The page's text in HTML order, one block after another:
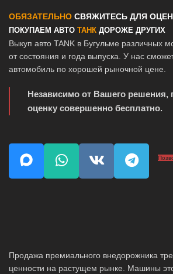
ОБЯЗАТЕЛЬНО СВЯЖИТЕСЬ ДЛЯ
ПОКУПАЕМ АВТО ТАНК ДОРОЖЕ ДРУГИХ
Выкуп авто TANK в Бугульме различных
от состояния и года выпуска. У нас
автомобиль по хорошей рыночной цене.
Независимо от Вашего решения,
оценку совершенно бесплатно.
Продажа премиального внедорожника
ценности на растущем рынке. Машины